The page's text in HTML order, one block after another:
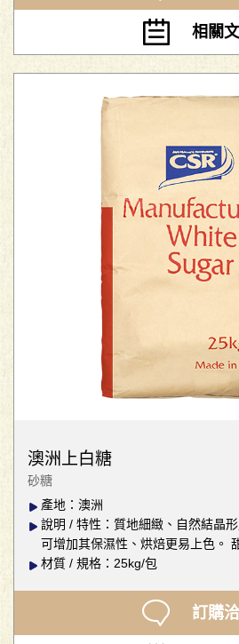
相關
澳洲上白糖
砂糖
產地：澳洲
說明 / 特性：質地細緻、自然結晶
可增加其保濕性、烘焙更易上色。
材質 / 規格：25kg/包
訂購